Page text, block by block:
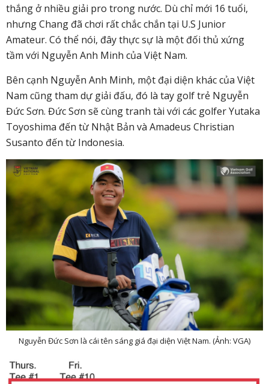
thắng ở nhiều giải pro trong nước. Dù chỉ mới 16 tuổi,
nhưng Chang đã chơi rất chắc chắn tại U.S Junior
Amateur. Có thể nói, đây thực sự là một đối thủ xứng
tầm với Nguyễn Anh Minh của Việt Nam.
Bên cạnh Nguyễn Anh Minh, một đại diện khác của Việt
Nam cũng tham dự giải đấu, đó là tay golf trẻ Nguyễn
Đức Sơn. Đức Sơn sẽ cùng tranh tài với các golfer Yutaka
Toyoshima đến từ Nhật Bản và Amadeus Christian
Susanto đến từ Indonesia.
Nguyễn Đức Sơn là cái tên sáng giá đại diện Việt Nam. (Ảnh: VGA)